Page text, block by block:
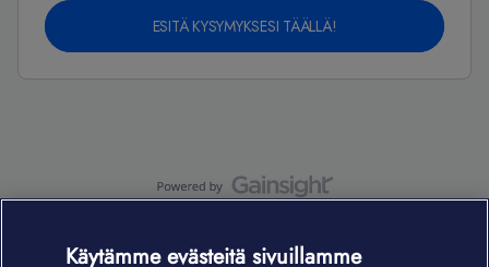
ESITÄ KYSYMYKSESI TÄÄLLÄ!
Käytämme evästeitä sivuillamme